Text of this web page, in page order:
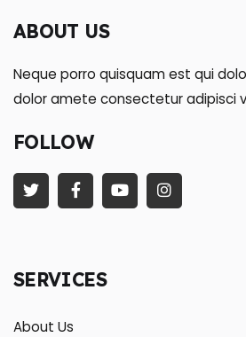
ABOUT US
Neque porro quisquam est qui
dolor amete consectetur adipisci
FOLLOW
SERVICES
About Us